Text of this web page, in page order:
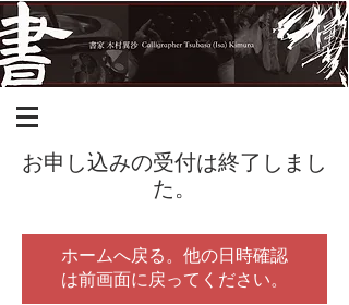
お申し込みの受付は終了しまし
た。
ホームへ戻る。他の日時確認
は前画面に戻ってください。